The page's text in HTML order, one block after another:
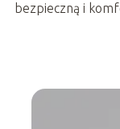
bezpieczną i